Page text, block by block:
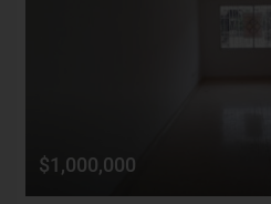
$1,000,000